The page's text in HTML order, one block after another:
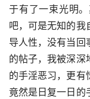
于有了一束光明
吧，可是无知的我
导人性，没有当回
的帖子，我被深深
的手淫恶习，更有
竟然是日复一日的